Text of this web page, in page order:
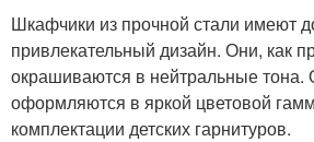
Шкафчики из прочной стали имеют
привлекательный дизайн. Они, как
окрашиваются в нейтральные тона.
оформляются в яркой цветовой
комплектации детских гарнитуров.